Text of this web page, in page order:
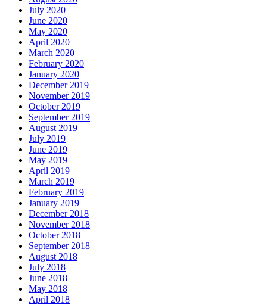
July 2020
June 2020
May 2020
April 2020
March 2020
February 2020
January 2020
December 2019
November 2019
October 2019
September 2019
August 2019
July 2019
June 2019
May 2019
April 2019
March 2019
February 2019
January 2019
December 2018
November 2018
October 2018
September 2018
August 2018
July 2018
June 2018
May 2018
April 2018